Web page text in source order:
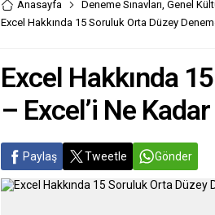
Anasayfa Deneme Sınavları, Genel
Excel Hakkında 15 Soruluk Orta Düzey
Excel Hakkında
– Excel’i Ne
Paylaş Tweetle Gönder